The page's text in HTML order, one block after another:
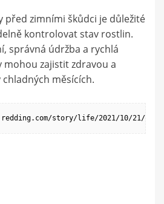
před zimními škůdci je důležité
kontrolovat stav rostlin.
správná údržba a rychlá
mohou zajistit zdravou a
měsících.
story/life/2021/10/21/